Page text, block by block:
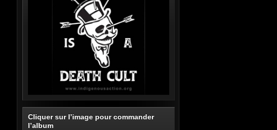
Cliquer sur l’image pour commander
l’album